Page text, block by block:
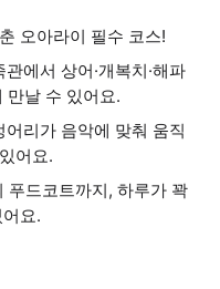
오아라이 필수 코스!
에서 상어·개복치·해파
만날 수 있어요.
어리가 음악에 맞춰 움직
어요.
푸드코트까지, 하루가 꽉
요.